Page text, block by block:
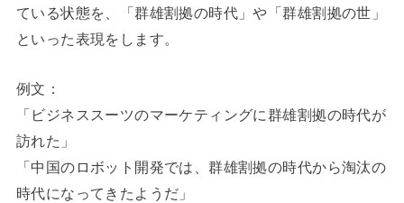
ている状態を、「群雄割拠の時代」や「群雄割拠の世」
といった表現をします。
例文：
「ビジネススーツのマーケティングに群雄割拠の時代が
訪れた」
「中国のロボット開発では、群雄割拠の時代から淘汰の
時代になってきたようだ」